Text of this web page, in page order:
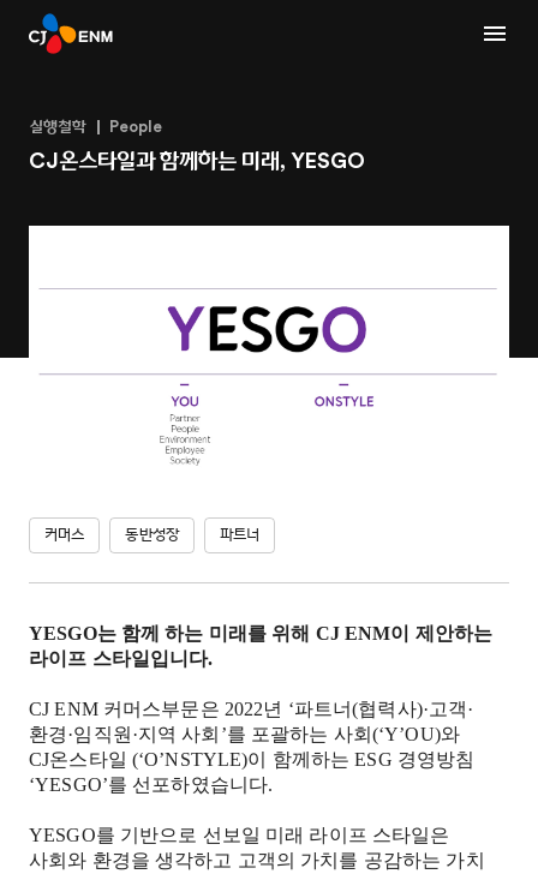
실행철학 People
CJ온스타일과 함께하는 미래, YESGO
커머스 동반성장 파트너
YESGO는 함께 하는 미래를 위해 CJ ENM이 제안하는
라이프 스타일입니다.
CJ ENM 커머스부문은 2022년 ‘파트너(협력사)·고객·
환경·임직원 ·지역 사회 ’를 포괄하는 사회 (‘Y’OU)와
CJ온스타일 (‘O’NSTYLE)이 함께하는 ESG 경영방침
‘YESGO’를 선포하였습니다.
YESGO를 기반으로 선보일 미래 라이프 스타일은
사회와 환경을 생각하고 고객의 가치를 공감하는 가치